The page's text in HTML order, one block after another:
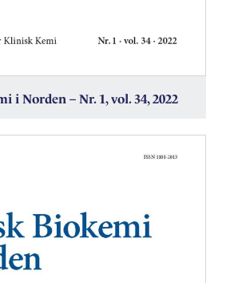
i Norden – Nr. 1, vol. 34, 2022